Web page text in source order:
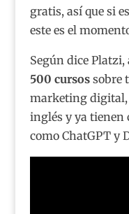
gratis, así que si
este es el
Según dice
500 cursossobre
marketing digital,
inglés y ya tienen
como ChatGPT y